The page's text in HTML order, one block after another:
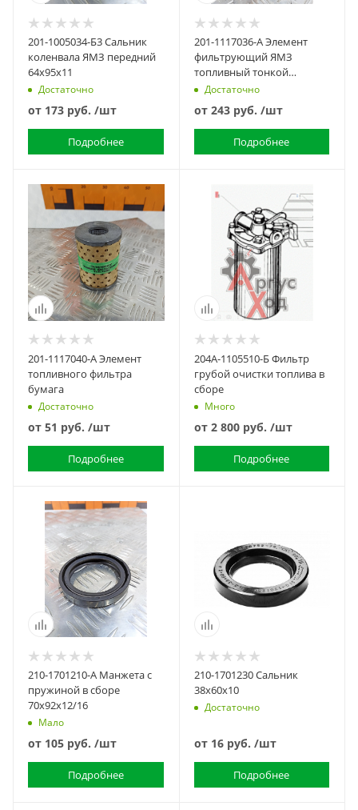
201-1005034-Б3 Сальник
коленвала ЯМЗ передний
64х95х11
Достаточно
от 173 руб. /шт
Подробнее
201-1117036-А Элемент
фильтрующий ЯМЗ
топливный тонкой
очистки (опилки)
Достаточно
от 243 руб. /шт
Подробнее
201-1117040-А Элемент
топливного фильтра
бумага
Достаточно
от 51 руб. /шт
Подробнее
204А-1105510-Б Фильтр
грубой очистки топлива в
сборе
Много
от 2 800 руб. /шт
Подробнее
210-1701210-А Манжета с
пружиной в сборе
70х92х12/16
Мало
от 105 руб. /шт
Подробнее
210-1701230 Сальник
38х60х10
Достаточно
от 16 руб. /шт
Подробнее